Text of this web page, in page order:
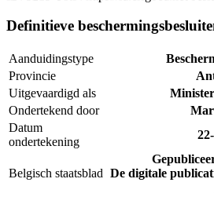
Definitieve
Aanduidingstype
Provincie
Uitgevaardigd als
Ondertekend door
Datum
ondertekening
Belgisch staatsblad De digitale